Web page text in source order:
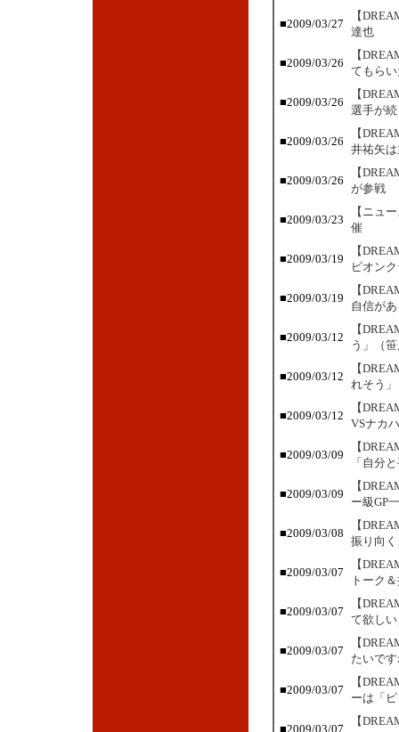
■2009/03/27
【
達也
■2009/03/26
【
てもら
■2009/03/26
【
選手が
■2009/03/26
【
井祐矢
■2009/03/26
【
が参戦
■2009/03/23
【ニュ
催
■2009/03/19
【
ピオン
■2009/03/19
【
自信が
■2009/03/12
【
う」（
■2009/03/12
【
れそう」
■2009/03/12
【
VSナカ
■2009/03/09
【
「自分
■2009/03/09
【
ー級GP
■2009/03/08
【
振り向
■2009/03/07
【
トーク
■2009/03/07
【
て欲し
■2009/03/07
【
たいで
■2009/03/07
【
ーは「
■2009/03/07
【